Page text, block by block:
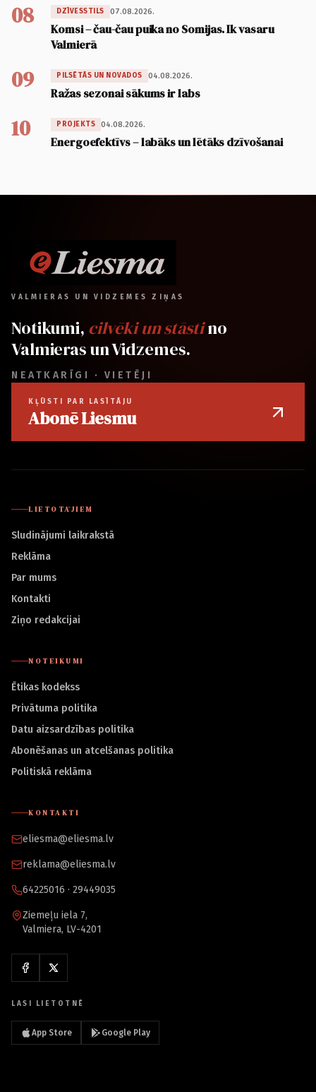
08 DZĪVESSTILS 07.08.2026.
Komsi – čau-čau puika no Somijas. Ik vasaru
Valmierā
09 PILSĒTĀS UN NOVADOS 04.08.2026.
Ražas sezonai sākums ir labs
10 PROJEKTS 04.08.2026.
Energoefektīvs – labāks un lētāks dzīvošanai
VALMIERAS UN VIDZEMES ZIŅAS
Notikumi, cilvēki un stāstino
Valmieras un Vidzemes.
NEATKARĪGI · VIETĒJI
KĻŪSTI PAR LASĪTĀJU
Abonē Liesmu
LIETOTĀJIEM
Sludinājumi laikrakstā
Reklāma
Par mums
Kontakti
Ziņo redakcijai
NOTEIKUMI
Ētikas kodekss
Privātuma politika
Datu aizsardzības politika
Abonēšanas un atcelšanas politika
Politiskā reklāma
KONTAKTI
eliesma@eliesma.lv
reklama@eliesma.lv
64225016 · 29449035
Ziemeļu iela 7,
Valmiera, LV-4201
LASI LIETOTNĒ
App Store Google Play